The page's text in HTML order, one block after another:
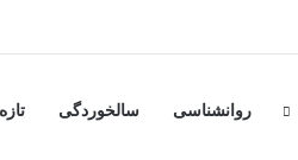
روانشناسی سالخوردگی